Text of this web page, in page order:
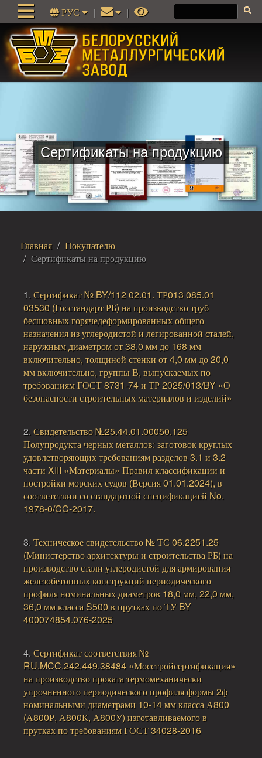
РУС | |
Сертификаты на продукцию
Главная
Покупателю
Сертификаты на продукцию
1. Сертификат № BY/112 02.01. ТР013 085.01
03530 (Госстандарт РБ) на производство труб
бесшовных горячедеформированных общего
назначения из углеродистой и легированной сталей,
наружным диаметром от 38,0 мм до 168 мм
включительно, толщиной стенки от 4,0 мм до 20,0
мм включительно, группы В, выпускаемых по
требованиям ГОСТ 8731-74 и ТР 2025/013/BY «О
безопасности строительных материалов и изделий»
2. Свидетельство №25.44.01.00050.125
Полупродукта черных металлов: заготовок круглых
удовлетворяющих требованиям разделов 3.1 и 3.2
части XIII «Материалы» Правил классификации и
постройки морских судов (Версия 01.01.2024), в
соответствии со стандартной спецификацией No.
1978-0/CC-2017.
3. Техническое свидетельство № ТС 06.2251.25
(Министерство архитектуры и строительства РБ) на
производство стали углеродистой для армирования
железобетонных конструкций периодического
профиля номинальных диаметров 18,0 мм, 22,0 мм,
36,0 мм класса S500 в прутках по ТУ BY
400074854.076-2025
4. Сертификат соответствия №
RU.MCC.242.449.38484 «Мосстройсертификация»
на производство проката термомеханически
упрочненного периодического профиля формы 2ф
номинальными диаметрами 10-14 мм класса А800
(А800Р, А800К, А800У) изготавливаемого в
прутках по требованиям ГОСТ 34028-2016